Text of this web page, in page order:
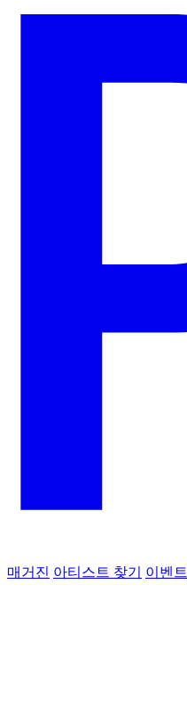
매거진 아티스트 찾기 이벤트